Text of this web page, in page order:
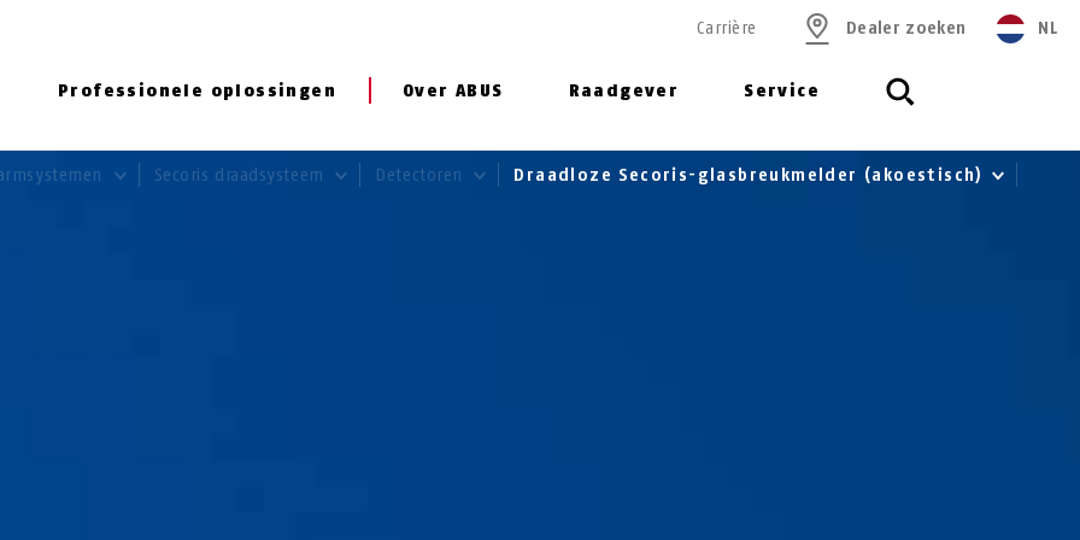
Professionele oplossingen Over ABUS Raadgever Service
Carrière Dealer zoeken NL
Secoris draadsysteem Detectoren Draadloze Secoris-glasbreukmelder (akoestisch)